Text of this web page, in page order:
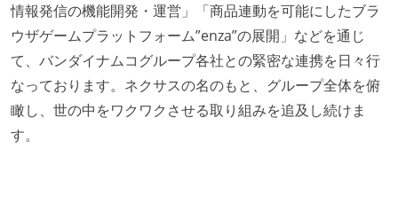
情報発信の機能開発・運営」「商品連動を可能にしたブラ
ウザゲームプラットフォーム”enza”の展開」などを通じ
て、バンダイナムコグループ各社との緊密な連携を日々行
なっております。ネクサスの名のもと、グループ全体を俯
瞰し、世の中をワクワクさせる取り組みを追及し続けま
す。